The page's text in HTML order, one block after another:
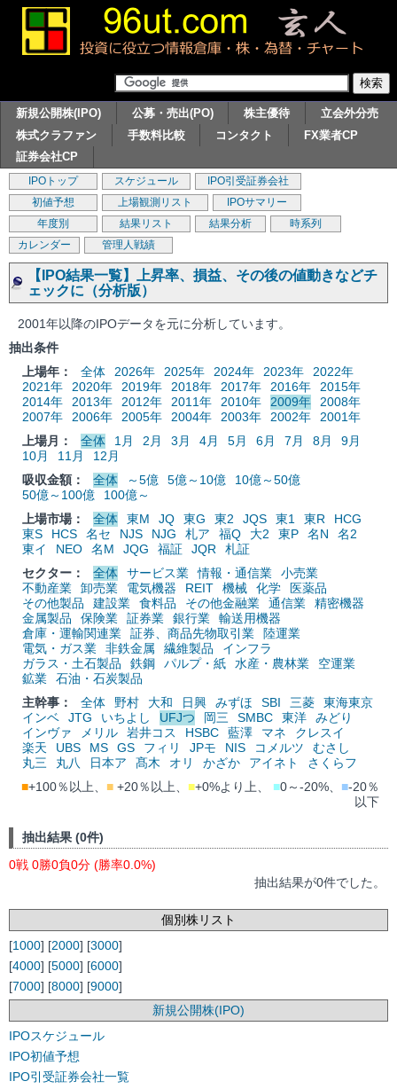
新規公開株(IPO) 公募・売出(PO) 株主優待
立会外分売
株式クラファン
手数料比較 コンタクト
FX業者CP
証券会社CP
IPOトップ スケジュール
IPO引受証券会社
初値予想
上場観測リスト
IPOサマリー
年度別
結果リスト 結果分析
時系列
カレンダー
管理人戦績
【IPO結果一覧】上昇率、損益、その後の値動きなどチ
ェックに（分析版）
2001年以降のIPOデータを元に分析しています。
抽出条件
上場年：
全体 2026年 2025年 2024年 2023年
2022年
2021年
2020年 2019年 2018年 2017年 2016年
2015年
2014年
2013年 2012年 2011年 2010年 2009年
2008年
2007年
2006年 2005年 2004年 2003年 2002年
2001年
上場月：
全体 1月 2月 3月 4月 5月 6月 7月 8月
9月
10月
11月
12月
吸収金額：
全体 ～5億 5億～10億
10億～50億
50億～100億
100億～
上場市場：
全体 東M JQ 東G 東2 JQS 東1 東R
HCG
東S
HCS 名セ NJS NJG 札ア 福Q 大2 東P 名N
名2
東イ
NEO 名M JQG 福証 JQR
札証
セクター：
全体 サービス業 情報・通信業
小売業
不動産業
卸売業 電気機器 REIT 機械 化学
医薬品
その他製品
建設業 食料品 その他金融業 通信業
精密機器
金属製品
保険業 証券業 銀行業
輸送用機器
倉庫・運輸関連業
証券、商品先物取引業
陸運業
電気・ガス業
非鉄金属 繊維製品
インフラ
ガラス・土石製品
鉄鋼 パルプ・紙 水産・農林業
空運業
鉱業
石油・石炭製品
主幹事：
全体 野村 大和 日興 みずほ SBI 三菱
東海東京
インベ
JTG いちよし UFJつ 岡三 SMBC 東洋
みどり
インヴァ
メリル 岩井コス HSBC 藍澤 マネ
クレスイ
楽天
UBS MS GS フィリ JPモ NIS コメルツ
むさし
丸三
丸八 日本ア 髙木 オリ かざか アイネト
さくらフ
■+100％以上、 ■ +20％以上、 ■+0%より上、 ■0～-20%、 ■-20％
以下
抽出結果 (0件)
0戦 0勝0負0分 (勝率0.0%)
抽出結果が0件でした。
個別株リスト
[1000] [2000] [3000]
[4000] [5000] [6000]
[7000] [8000] [9000]
新規公開株(IPO)
IPOスケジュール
IPO初値予想
IPO引受証券会社一覧